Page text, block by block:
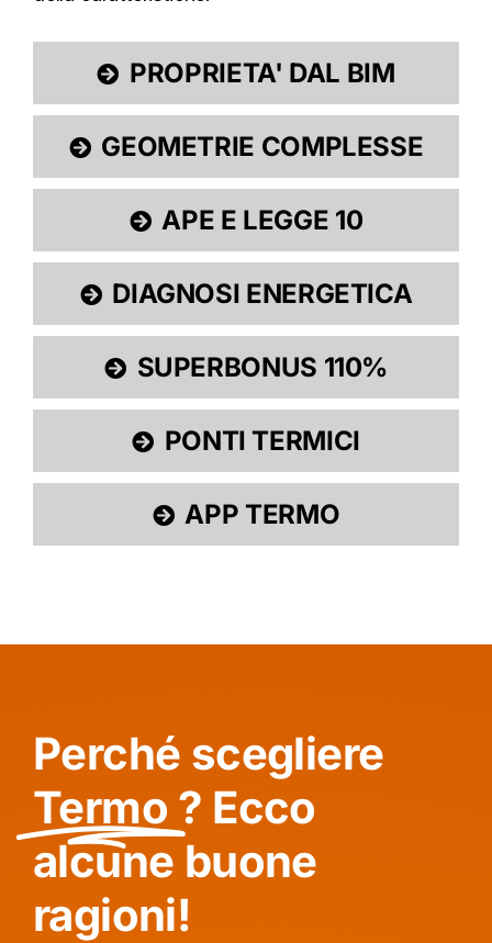
PROPRIETA' DAL BIM
GEOMETRIE COMPLESSE
APE E LEGGE 10
DIAGNOSI ENERGETICA
SUPERBONUS 110%
PONTI TERMICI
APP TERMO
Perché scegliere
Termo ? Ecco
alcune buone
ragioni!